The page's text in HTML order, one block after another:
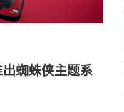
蜘蛛侠主题系